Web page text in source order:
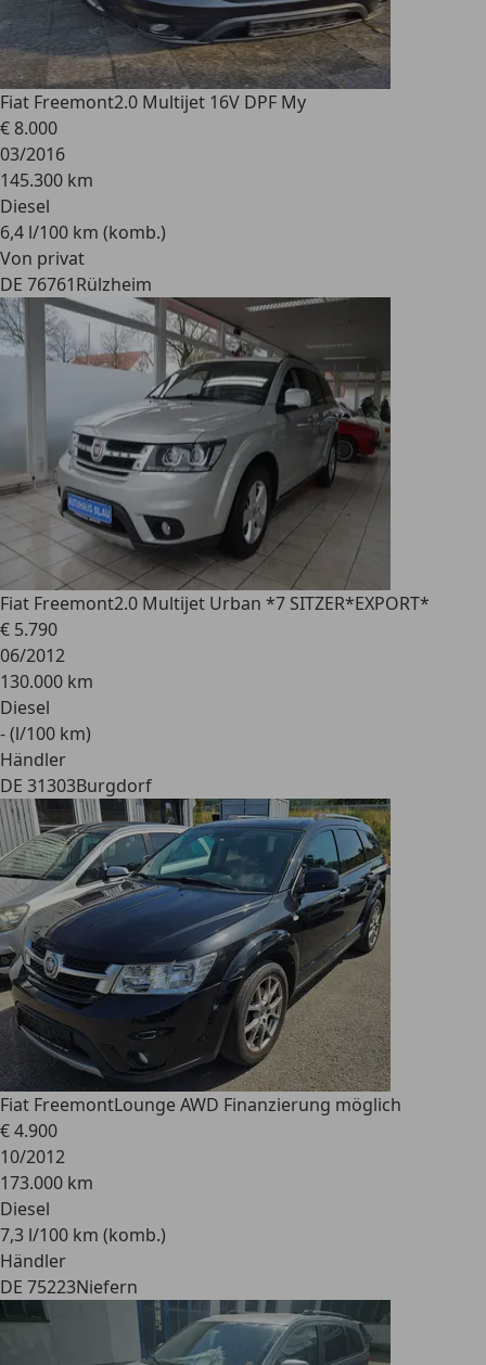
Fiat Freemont2.0 Multijet 16V DPF My
€ 8.000
03/2016
145.300 km
Diesel
6,4 l/100 km (komb.)
Von privat
DE 76761Rülzheim
Fiat Freemont2.0 Multijet Urban *7 SITZER*EXPORT*
€ 5.790
06/2012
130.000 km
Diesel
- (l/100 km)
Händler
DE 31303Burgdorf
Fiat FreemontLounge AWD Finanzierung möglich
€ 4.900
10/2012
173.000 km
Diesel
7,3 l/100 km (komb.)
Händler
DE 75223Niefern